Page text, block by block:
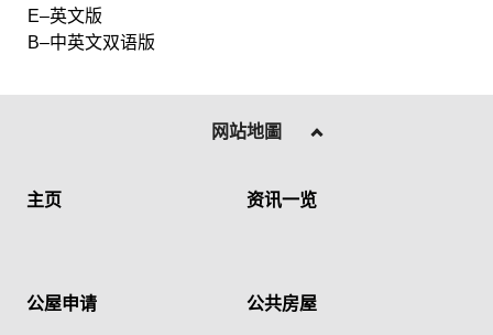
E–英文版
B–中英文双语版
网站地圖
主页 资讯一览
公屋申请 公共房屋